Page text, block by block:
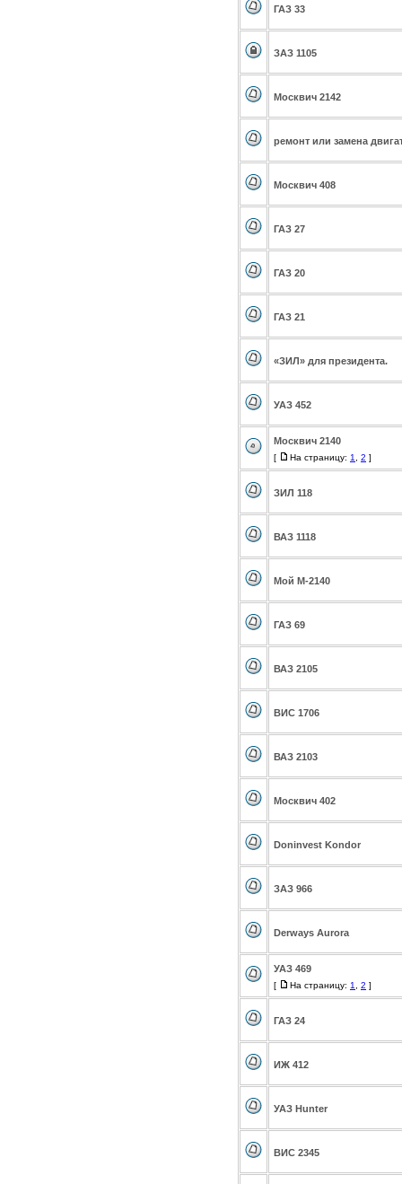
ГАЗ 33
ЗАЗ 1105
Москвич 2142
ремонт или замена
Москвич 408
ГАЗ 27
ГАЗ 20
ГАЗ 21
«ЗИЛ» для президента.
УАЗ 452
Москвич 2140
[ На страницу: 1 2 ]
ЗИЛ 118
ВАЗ 1118
Мой М-2140
ГАЗ 69
ВАЗ 2105
ВИС 1706
ВАЗ 2103
Москвич 402
Doninvest Kondor
ЗАЗ 966
Derways Aurora
УАЗ 469
[ На страницу: 1 2 ]
ГАЗ 24
ИЖ 412
УАЗ Hunter
ВИС 2345